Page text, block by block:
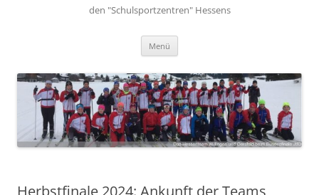
den "Schulsportzentren" Hessens
Menü